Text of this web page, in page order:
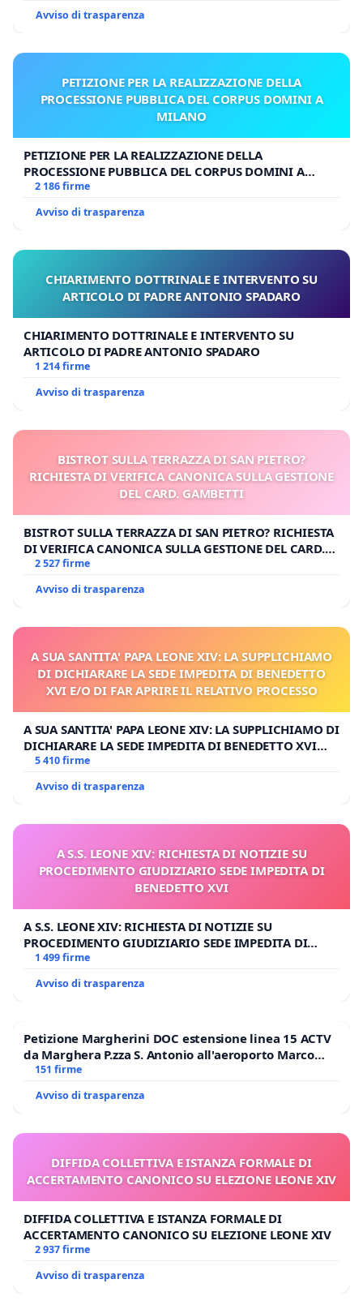
Avviso di trasparenza
PETIZIONE PER LA REALIZZAZIONE DELLA
PROCESSIONE PUBBLICA DEL CORPUS DOMINI A
MILANO
PETIZIONE PER LA REALIZZAZIONE DELLA
PROCESSIONE PUBBLICA DEL CORPUS DOMINI A
MILANO
2 186 firme
Avviso di trasparenza
CHIARIMENTO DOTTRINALE E INTERVENTO SU
ARTICOLO DI PADRE ANTONIO SPADARO
CHIARIMENTO DOTTRINALE E INTERVENTO SU
ARTICOLO DI PADRE ANTONIO SPADARO
1 214 firme
Avviso di trasparenza
BISTROT SULLA TERRAZZA DI SAN PIETRO?
RICHIESTA DI VERIFICA CANONICA SULLA GESTIONE
DEL CARD. GAMBETTI
BISTROT SULLA TERRAZZA DI SAN PIETRO? RICHIESTA
DI VERIFICA CANONICA SULLA GESTIONE DEL CARD.
GAMBETTI
2 527 firme
Avviso di trasparenza
A SUA SANTITA' PAPA LEONE XIV: LA SUPPLICHIAMO
DI DICHIARARE LA SEDE IMPEDITA DI BENEDETTO
XVI E/O DI FAR APRIRE IL RELATIVO PROCESSO
A SUA SANTITA' PAPA LEONE XIV: LA SUPPLICHIAMO DI
DICHIARARE LA SEDE IMPEDITA DI BENEDETTO XVI
E/O DI FAR APRIRE IL RELATIVO PROCESSO
5 410 firme
Avviso di trasparenza
A S.S. LEONE XIV: RICHIESTA DI NOTIZIE SU
PROCEDIMENTO GIUDIZIARIO SEDE IMPEDITA DI
BENEDETTO XVI
A S.S. LEONE XIV: RICHIESTA DI NOTIZIE SU
PROCEDIMENTO GIUDIZIARIO SEDE IMPEDITA DI
BENEDETTO XVI
1 499 firme
Avviso di trasparenza
Petizione Margherini DOC estensione linea 15 ACTV
da Marghera P.zza S. Antonio all'aeroporto Marco
Polo tariffa a € 1,50
151 firme
Avviso di trasparenza
DIFFIDA COLLETTIVA E ISTANZA FORMALE DI
ACCERTAMENTO CANONICO SU ELEZIONE LEONE XIV
DIFFIDA COLLETTIVA E ISTANZA FORMALE DI
ACCERTAMENTO CANONICO SU ELEZIONE LEONE XIV
2 937 firme
Avviso di trasparenza